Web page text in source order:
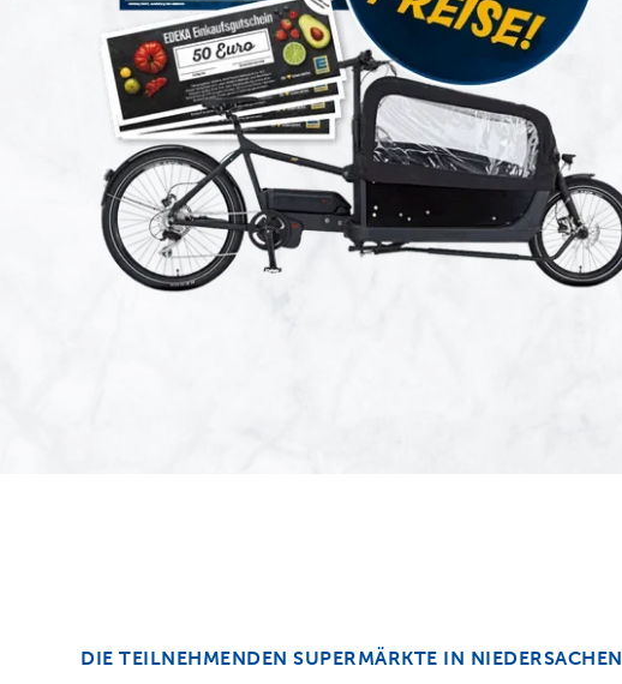
DIE TEILNEHMENDEN SUPERMÄRKTE IN NIEDERSACHEN